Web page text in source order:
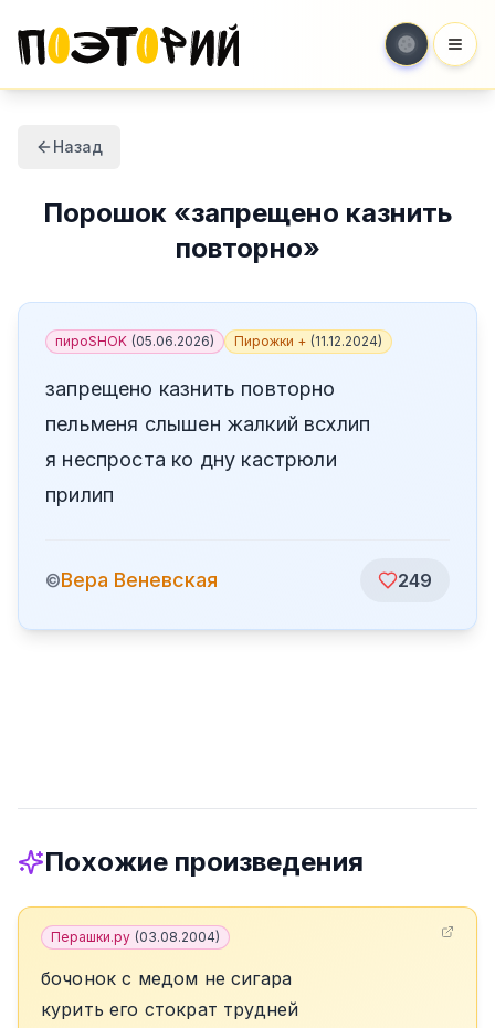
Назад
Порошок«запрещено казнить
повторно»
пироSHOK (05.06.2026) Пирожки + (11.12.2024)
запрещено казнить повторно
пельменя слышен жалкий всхлип
я неспроста ко дну кастрюли
прилип
©Вера Веневская 249
Похожие произведения
Перашки.ру (03.08.2004)
бочонок с медом не сигара
курить его стократ трудней